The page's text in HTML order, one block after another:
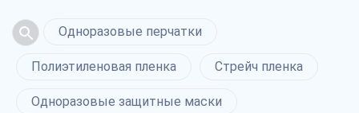
Одноразовые перчатки
Полиэтиленовая пленка Стрейч пленка
Одноразовые защитные маски